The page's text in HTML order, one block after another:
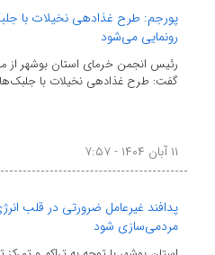
پورجم: طرح غذادهی نخیلات با
رونمایی می‌شود
رئیس انجمن خرمای استان بوشهر از
گفت: طرح غذادهی نخیلات با جلبک‌های
پدافند غیرعامل ضرورتی در قلب
مردمی‌سازی شود